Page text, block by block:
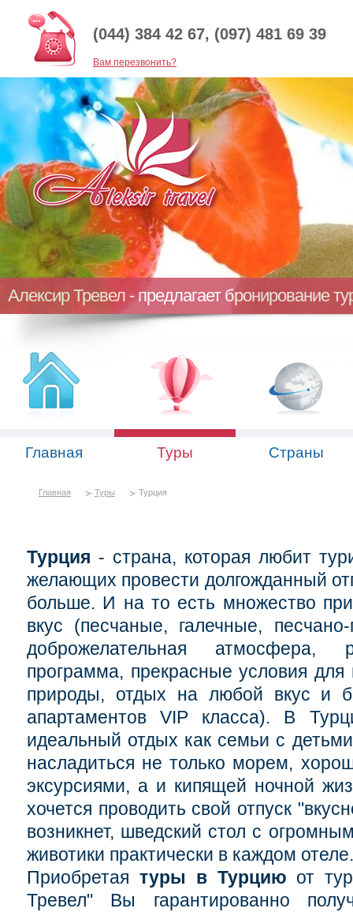
(044) 384 42 67, (097) 481 69 39
Baм перезвонить?
Алексир Тревел - предлагает бронирование
Главная Туры Страны
Главная Туры Турция
Турция - страна, которая любит
желающих провести долгожданный
больше. И на то есть множество
вкус (песчаные, галечные,
доброжелательная атмосфера,
программа, прекрасные условия
природы, отдых на любой вкус и
апартаментов VIP класса). В
идеальный отдых как семьи с
насладиться не только морем,
эксурсиями, а и кипящей ночной
хочется проводить свой отпуск
возникнет, шведский стол с
животики практически в каждом отеле.
Приобретая туры в Турцию от
Тревел" Вы гарантированно